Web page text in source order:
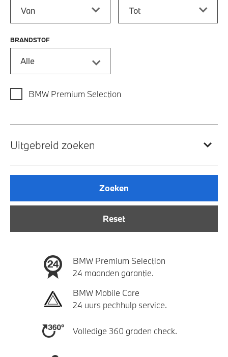
BRANDSTOF
Alle
BMW Premium Selection
Uitgebreid zoeken
Reset
Zoeken
BMW Premium Selection
24 maanden garantie.
BMW Mobile Care
24 uurs pechhulp service.
Volledige 360 graden check.